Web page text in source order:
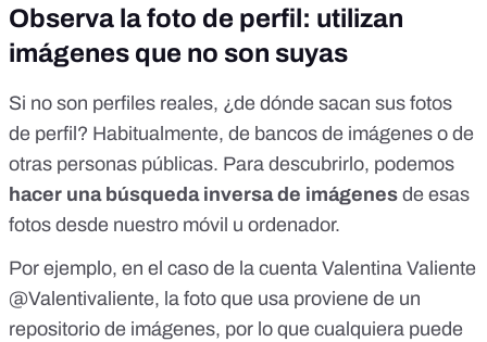
Observa la foto de perfil: utilizan
imágenes que no son suyas
Si no son perfiles reales, ¿de dónde sacan sus fotos
de perfil? Habitualmente, de bancos de imágenes o de
otras personas públicas. Para descubrirlo, podemos
hacer una búsqueda inversa de imágenes de esas
fotos desde nuestro móvil u ordenador.
Por ejemplo, en el caso de la cuenta Valentina Valiente
@Valentivaliente, la foto que usa proviene de un
repositorio de imágenes, por lo que cualquiera puede